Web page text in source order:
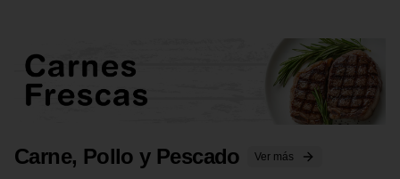
Carne, Pollo y Pescado Ver más